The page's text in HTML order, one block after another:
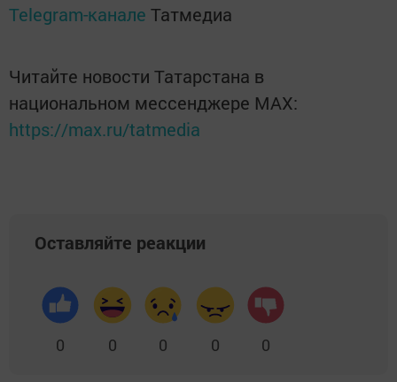
Telegram-канале Татмедиа
Читайте новости Татарстана в
национальном мессенджере MАХ:
https://max.ru/tatmedia
Оставляйте реакции
0 0 0 0 0